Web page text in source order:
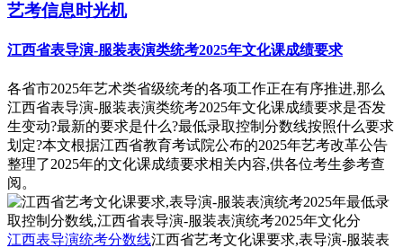
艺考信息时光机
江西省表导演-服装表演类统考2025年文化课成绩要求
各省市2025年艺术类省级统考的各项工作正在有序推进,那么
江西省表导演-服装表演类统考2025年文化课成绩要求是否发
生变动?最新的要求是什么?最低录取控制分数线按照什么要求
划定?本文根据江西省教育考试院公布的2025年艺考改革公告
整理了2025年的文化课成绩要求相关内容,供各位考生参考查
阅。
江西表导演统考分数线江西省艺考文化课要求,表导演-服装表